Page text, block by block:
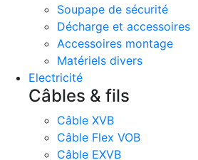
Soupape de sécurité
Décharge et accessoires
Accessoires montage
Matériels divers
Electricité
Câbles & fils
Câble XVB
Câble Flex VOB
Câble EXVB